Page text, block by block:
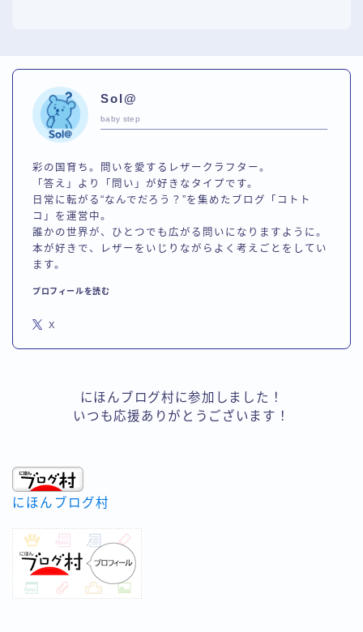
Sol@
baby step
彩の国育ち。問いを愛するレザークラフター。
「答え」より「問い」が好きなタイプです。
日常に転がる“なんでだろう？”を集めたブログ「コトト
コ」を運営中。
誰かの世界が、ひとつでも広がる問いになりますように。
本が好きで、レザーをいじりながらよく考えごとをしてい
ます。
プロフィールを読む
X
にほんブログ村に参加しました！
いつも応援ありがとうございます！
にほんブログ村